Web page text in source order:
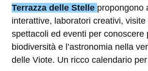
Terrazza delle Stelle propongono
interattive, laboratori creativi, visite
spettacoli ed eventi per conoscere
biodiversità e l’astronomia nella
delle Viote. Un ricco calendario